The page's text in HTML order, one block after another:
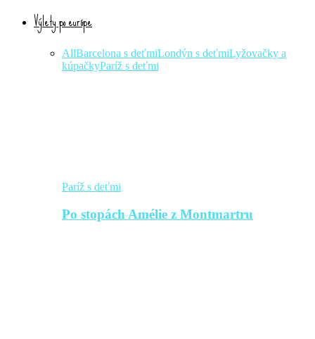
Výlety po európe
AllBarcelona s deťmiLondýn s deťmiLyžovačky a
kúpačkyParíž s deťmi
Paríž s deťmi
Po stopách Amélie z Montmartru